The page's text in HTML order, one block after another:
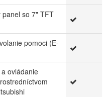
panel so 7" TFT
pomoci (E-
ovládanie